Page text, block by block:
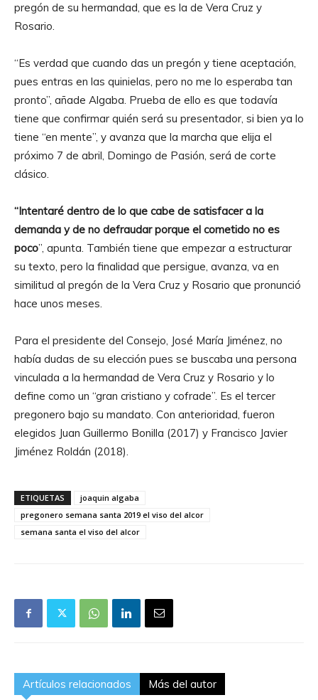
pregón de su hermandad, que es la de Vera Cruz y
Rosario.
“Es verdad que cuando das un pregón y tiene aceptación,
pues entras en las quinielas, pero no me lo esperaba tan
pronto”, añade Algaba. Prueba de ello es que todavía
tiene que confirmar quién será su presentador, si bien ya lo
tiene “en mente”, y avanza que la marcha que elija el
próximo 7 de abril, Domingo de Pasión, será de corte
clásico.
“Intentaré dentro de lo que cabe de satisfacer a la
demanda y de no defraudar porque el cometido no es
poco”, apunta. También tiene que empezar a estructurar
su texto, pero la finalidad que persigue, avanza, va en
similitud al pregón de la Vera Cruz y Rosario que pronunció
hace unos meses.
Para el presidente del Consejo, José María Jiménez, no
había dudas de su elección pues se buscaba una persona
vinculada a la hermandad de Vera Cruz y Rosario y lo
define como un “gran cristiano y cofrade”. Es el tercer
pregonero bajo su mandato. Con anterioridad, fueron
elegidos Juan Guillermo Bonilla (2017) y Francisco Javier
Jiménez Roldán (2018).
ETIQUETAS
joaquin algaba
pregonero semana santa 2019 el viso del alcor
semana santa el viso del alcor
Artículos relacionados Más del autor